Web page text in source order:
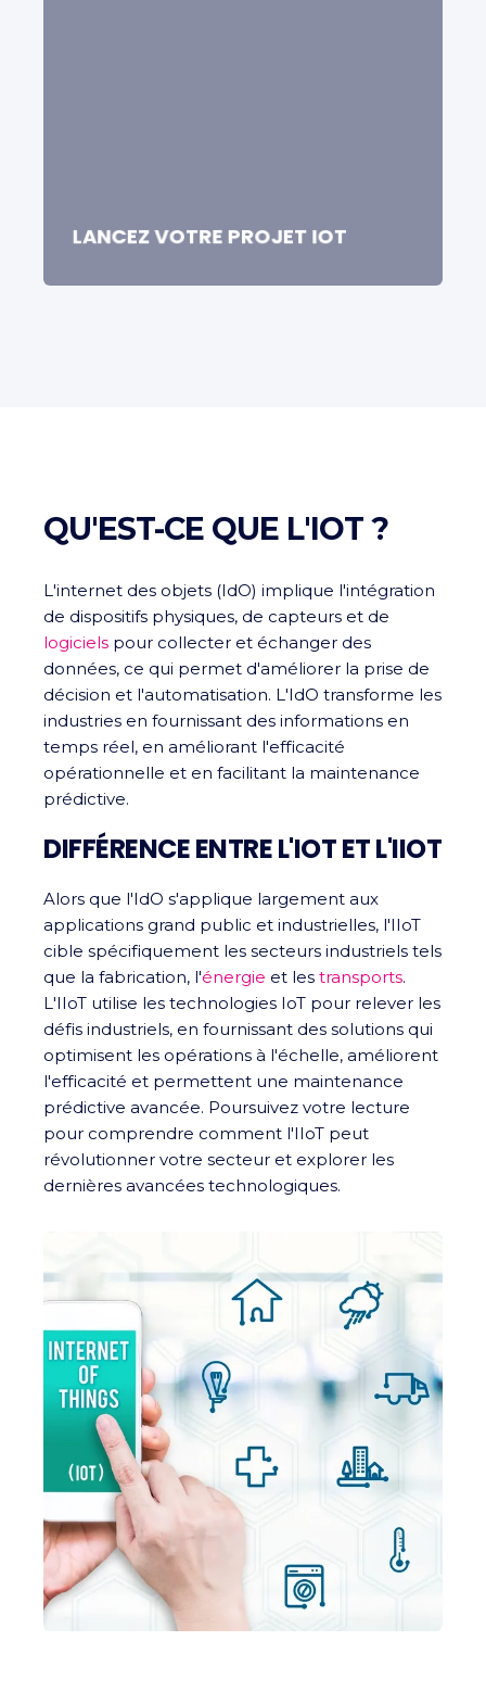
LANCEZ VOTRE PROJET IOT
QU'EST-CE QUE L'IOT ?
L'internet des objets (IdO) implique l'intégration
de dispositifs physiques, de capteurs et de
logiciels pour collecter et échanger des
données, ce qui permet d'améliorer la prise de
décision et l'automatisation. L'IdO transforme les
industries en fournissant des informations en
temps réel, en améliorant l'efficacité
opérationnelle et en facilitant la maintenance
prédictive.
DIFFÉRENCE ENTRE L'IOT ET L'IIOT
Alors que l'IdO s'applique largement aux
applications grand public et industrielles, l'IIoT
cible spécifiquement les secteurs industriels tels
que la fabrication, l'énergie et les transports.
L'IIoT utilise les technologies IoT pour relever les
défis industriels, en fournissant des solutions qui
optimisent les opérations à l'échelle, améliorent
l'efficacité et permettent une maintenance
prédictive avancée. Poursuivez votre lecture
pour comprendre comment l'IIoT peut
révolutionner votre secteur et explorer les
dernières avancées technologiques.